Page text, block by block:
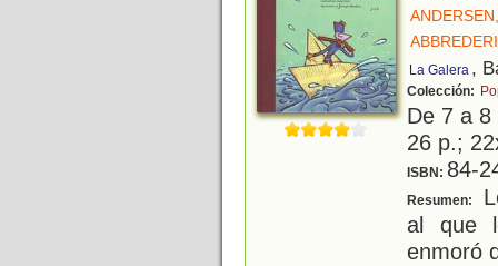
La Galera ,
Colección:
De 7 a
26 p.;
ISBN: 84-
Resumen:
al que
enmoró